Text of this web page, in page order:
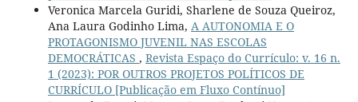
Veronica Marcela Guridi, Sharlene de Souza Queiroz,
Ana Laura Godinho Lima, A AUTONOMIA E O
PROTAGONISMO JUVENIL NAS ESCOLAS
DEMOCRÁTICAS , Revista Espaço do Currículo: v. 16 n.
1 (2023): POR OUTROS PROJETOS POLÍTICOS DE
CURRÍCULO [Publicação em Fluxo Contínuo]